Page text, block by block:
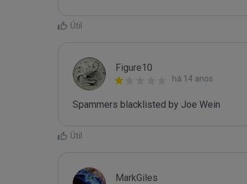
Útil
Figure10
há 14 anos
Spammers blacklisted by Joe Wein
Útil
MarkGiles